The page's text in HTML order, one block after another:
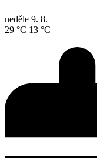
neděle 9. 8.
29 °C 13 °C